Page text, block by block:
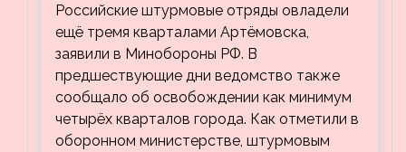
кварталов Артёмовска
Российские штурмовые отряды овладели
ещё тремя кварталами Артёмовска,
заявили в Минобороны РФ. В
предшествующие дни ведомство также
сообщало об освобождении как минимум
четырёх кварталов города. Как отметили в
оборонном министерстве, штурмовым